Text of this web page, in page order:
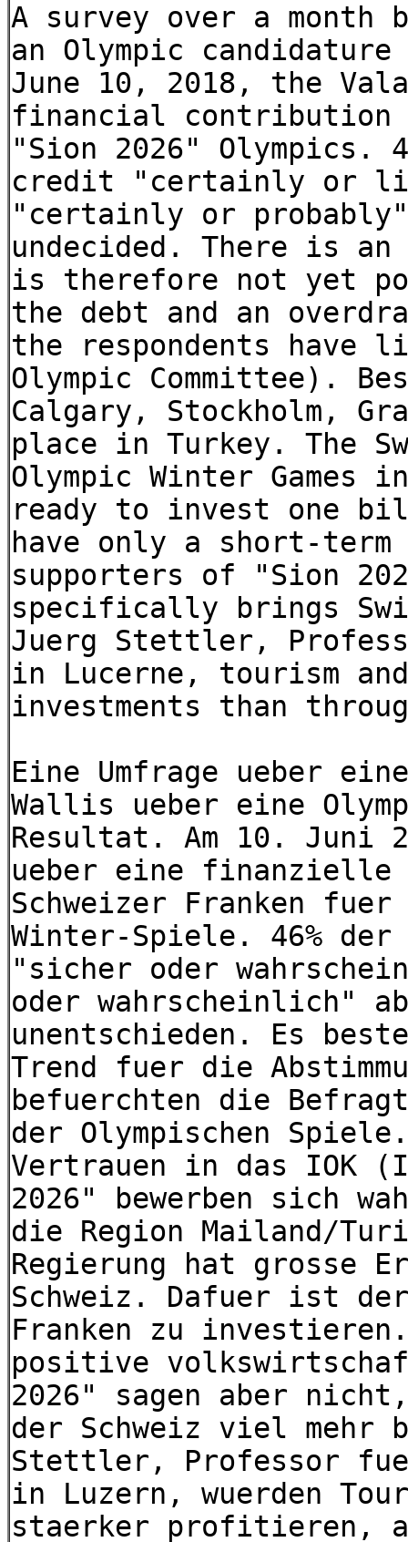
A survey over a month
an Olympic
June 10, 2018, the
financial contribution
"Sion 2026" Olympics.
credit "certainly or
"certainly or
undecided. There is
is therefore not yet
the debt and an
the respondents
Olympic Committee).
Calgary, Stockholm,
place in Turkey. The
Olympic Winter
ready to invest one
have only a short-term
supporters of "Sion
specifically brings
Juerg Stettler,
in Lucerne, tourism
investments than
Eine Umfrage ueber
Wallis ueber eine
Resultat. Am 10. Juni
ueber eine finanzielle
Schweizer Franken
Winter-Spiele. 46%
"sicher oder
oder wahrscheinlich"
unentschieden. Es
Trend fuer die
befuerchten die
der Olympischen
Vertrauen in das IOK
2026" bewerben sich
die Region Mailand/
Regierung hat grosse
Schweiz. Dafuer ist
Franken zu
positive
2026" sagen aber
der Schweiz viel mehr
Stettler, Professor
in Luzern, wuerden
staerker profitieren,